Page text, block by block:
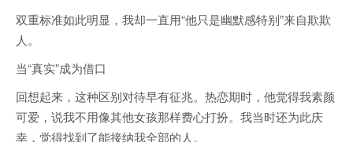
双重标准如此明显，我却一直用“他只是幽默感特别”来自欺欺
人。
当“真实”成为借口
回想起来，这种区别对待早有征兆。热恋期时，他觉得我素颜
可爱，说我不用像其他女孩那样费心打扮。我当时还为此庆
幸，觉得找到了能接纳我全部的人。